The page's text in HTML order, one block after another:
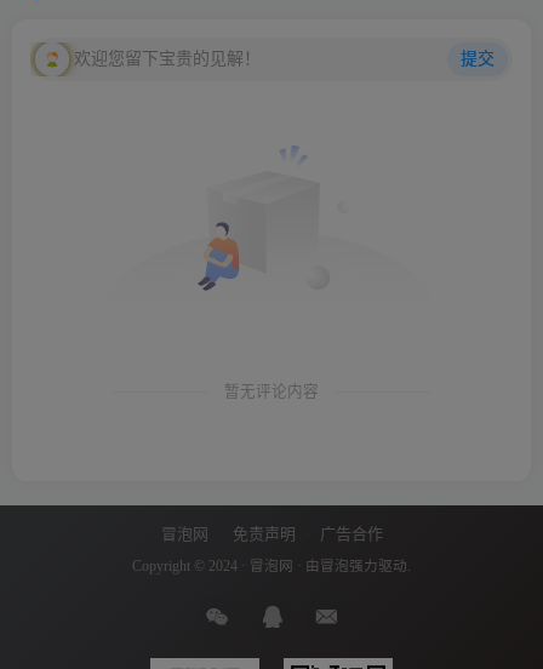
欢迎您留下宝贵的见解！ 提交
暂无评论内容
冒泡网 免责声明 广告合作
Copyright © 2024 · 冒泡网 · 由 冒泡 强力驱动.